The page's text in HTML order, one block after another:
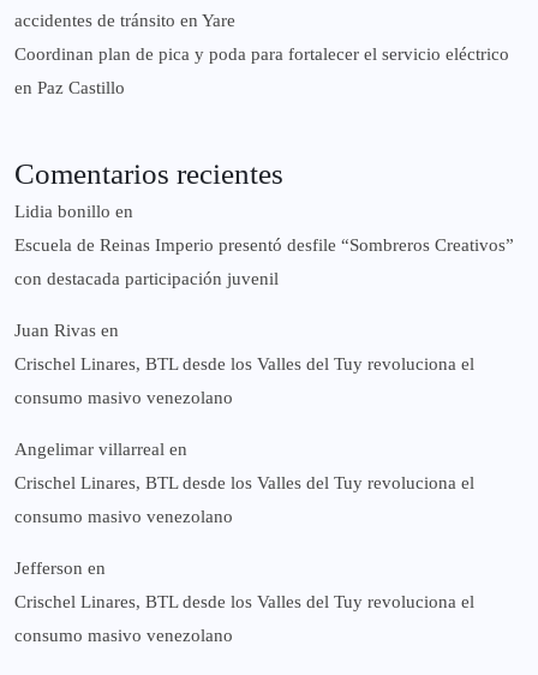
accidentes de tránsito en Yare
Coordinan plan de pica y poda para fortalecer el servicio eléctrico
en Paz Castillo
Comentarios recientes
Lidia bonillo en
Escuela de Reinas Imperio presentó desfile “Sombreros Creativos”
con destacada participación juvenil
Juan Rivas en
Crischel Linares, BTL desde los Valles del Tuy revoluciona el
consumo masivo venezolano
Angelimar villarreal en
Crischel Linares, BTL desde los Valles del Tuy revoluciona el
consumo masivo venezolano
Jefferson en
Crischel Linares, BTL desde los Valles del Tuy revoluciona el
consumo masivo venezolano